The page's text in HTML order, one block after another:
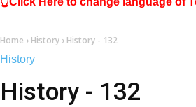
Home › History › History - 132
History
History - 132